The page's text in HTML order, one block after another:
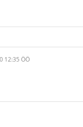
12:35 ÖÖ